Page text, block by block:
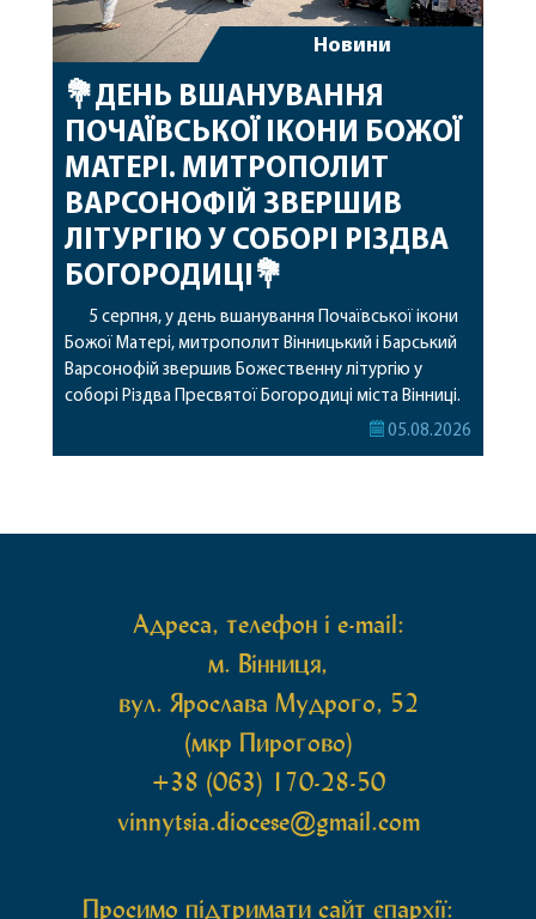
Новини
💐ДЕНЬ ВШАНУВАННЯ
ПОЧАЇВСЬКОЇ ІКОНИ БОЖОЇ
МАТЕРІ. МИТРОПОЛИТ
ВАРСОНОФІЙ ЗВЕРШИВ
ЛІТУРГІЮ У СОБОРІ РІЗДВА
БОГОРОДИЦІ💐
5 серпня, у день вшанування Почаївської ікони
Божої Матері, митрополит Вінницький і Барський
Варсонофій звершив Божественну літургію у
соборі Різдва Пресвятої Богородиці міста Вінниці.
Його Високопреосвященству співслужили05.08.2026
Адреса, телефон і e-mail:
м. Вінниця,
вул. Ярослава Мудрого, 52
(мкр Пирогово)
+38 (063) 170-28-50
vinnytsia.diocese@gmail.com
Просимо підтримати сайт єпархії: